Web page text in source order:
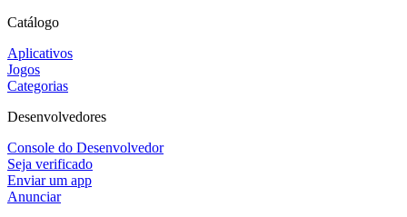
Catálogo
Aplicativos
Jogos
Categorias
Desenvolvedores
Console do Desenvolvedor
Seja verificado
Enviar um app
Anunciar